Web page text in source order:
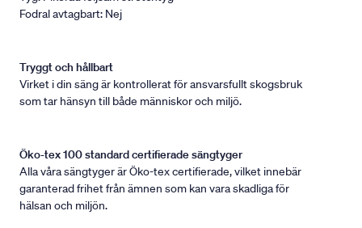
Fodral avtagbart: Nej
Tryggt och hållbart
Virket i din säng är kontrollerat för ansvarsfullt skogsbruk
som tar hänsyn till både människor och miljö.
Öko-tex 100 standard certifierade sängtyger
Alla våra sängtyger är Öko-tex certifierade, vilket innebär
garanterad frihet från ämnen som kan vara skadliga för
hälsan och miljön.